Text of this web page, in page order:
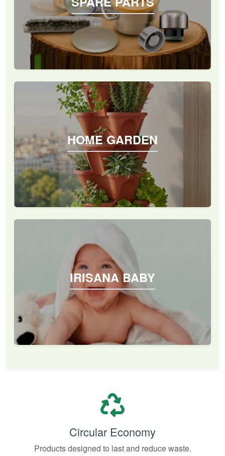
HOME GARDEN
IRISANA BABY
Circular Economy
Products designed to last and reduce waste.